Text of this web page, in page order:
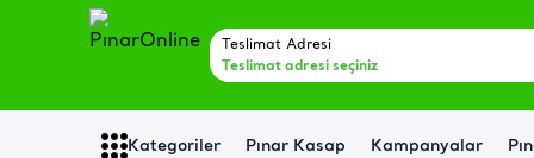
Teslimat Adresi
Teslimat adresi seçiniz
Kategoriler Pınar Kasap Kampanyalar